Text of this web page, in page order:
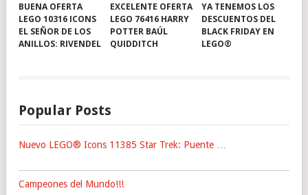
BUENA OFERTA
LEGO 10316 ICONS
EL SEÑOR DE LOS
ANILLOS: RIVENDEL
EXCELENTE OFERTA
LEGO 76416 HARRY
POTTER BAÚL
QUIDDITCH
YA TENEMOS LOS
DESCUENTOS DEL
BLACK FRIDAY EN
LEGO®
Popular Posts
Nuevo LEGO® Icons 11385 Star Trek: Puente …
Campeones del Mundo!!!